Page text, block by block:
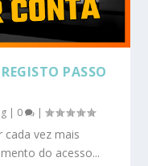
PASSO
| 0 |
cada vez mais
do acesso...